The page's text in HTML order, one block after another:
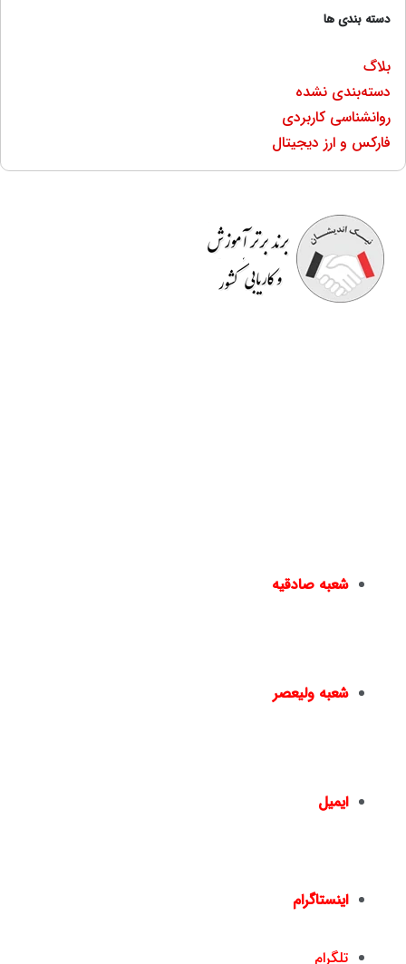
دسته بندی ها
بلاگ
دسته‌بندی نشده
روانشناسی کاربردی
فارکس و ارز دیجیتال
شعبه صادقیه
شعبه ولیعصر
ایمیل
اینستاگرام
تلگرام